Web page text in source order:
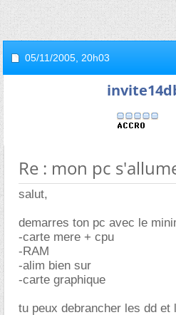
05/11/2005, 20h03
Re : mon pc
salut,
demarres ton pc avec le
-carte mere + cpu
-RAM
-alim bien sur
-carte graphique
tu peux debrancher les dd et